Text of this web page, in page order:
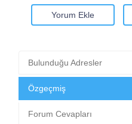
Yorum Ekle
Bulunduğu Adresler
Özgeçmiş
Forum Cevapları